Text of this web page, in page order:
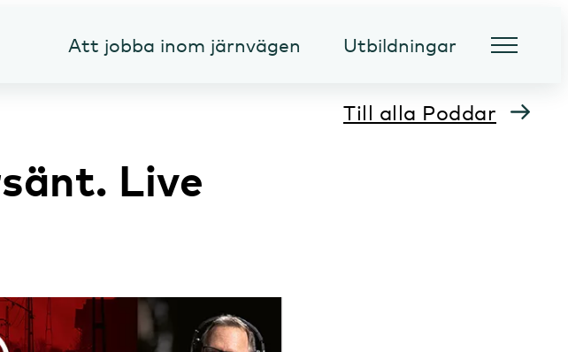
Att jobba inom järnvägen Utbildningar
Till alla Poddar
Live